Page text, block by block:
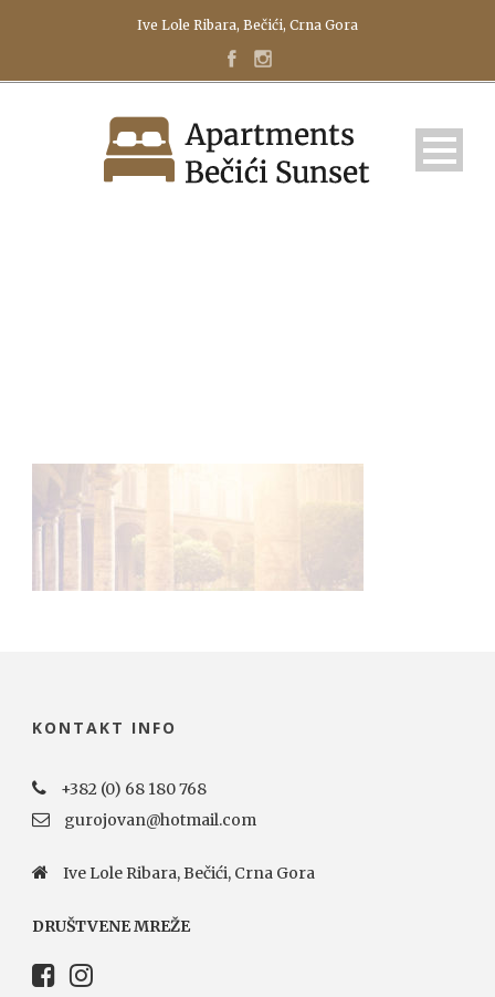
Ive Lole Ribara, Bečići, Crna Gora
KONTAKT INFO
+382 (0) 68 180 768
gurojovan@hotmail.com
Ive Lole Ribara, Bečići, Crna Gora
DRUŠTVENE MREŽE